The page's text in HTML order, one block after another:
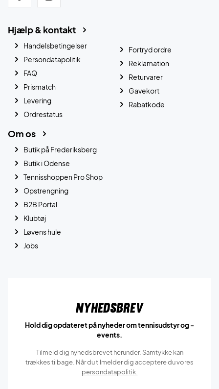
Hjælp & kontakt
Handelsbetingelser
Persondatapolitik
FAQ
Prismatch
Levering
Ordrestatus
Fortryd ordre
Reklamation
Returvarer
Gavekort
Rabatkode
Om os
Butik på Frederiksberg
Butik i Odense
Tennisshoppen Pro Shop
Opstrengning
B2B Portal
Klubtøj
Løvens hule
Jobs
Nyhedsbrev
Hold dig opdateret på nyheder om tennisudstyr og -
events.
Tilmeld dig nyhedsbrevet herunder. Samtykke kan
trækkes tilbage. Når du tilmelder dig acceptere du vores
persondatapolitik.